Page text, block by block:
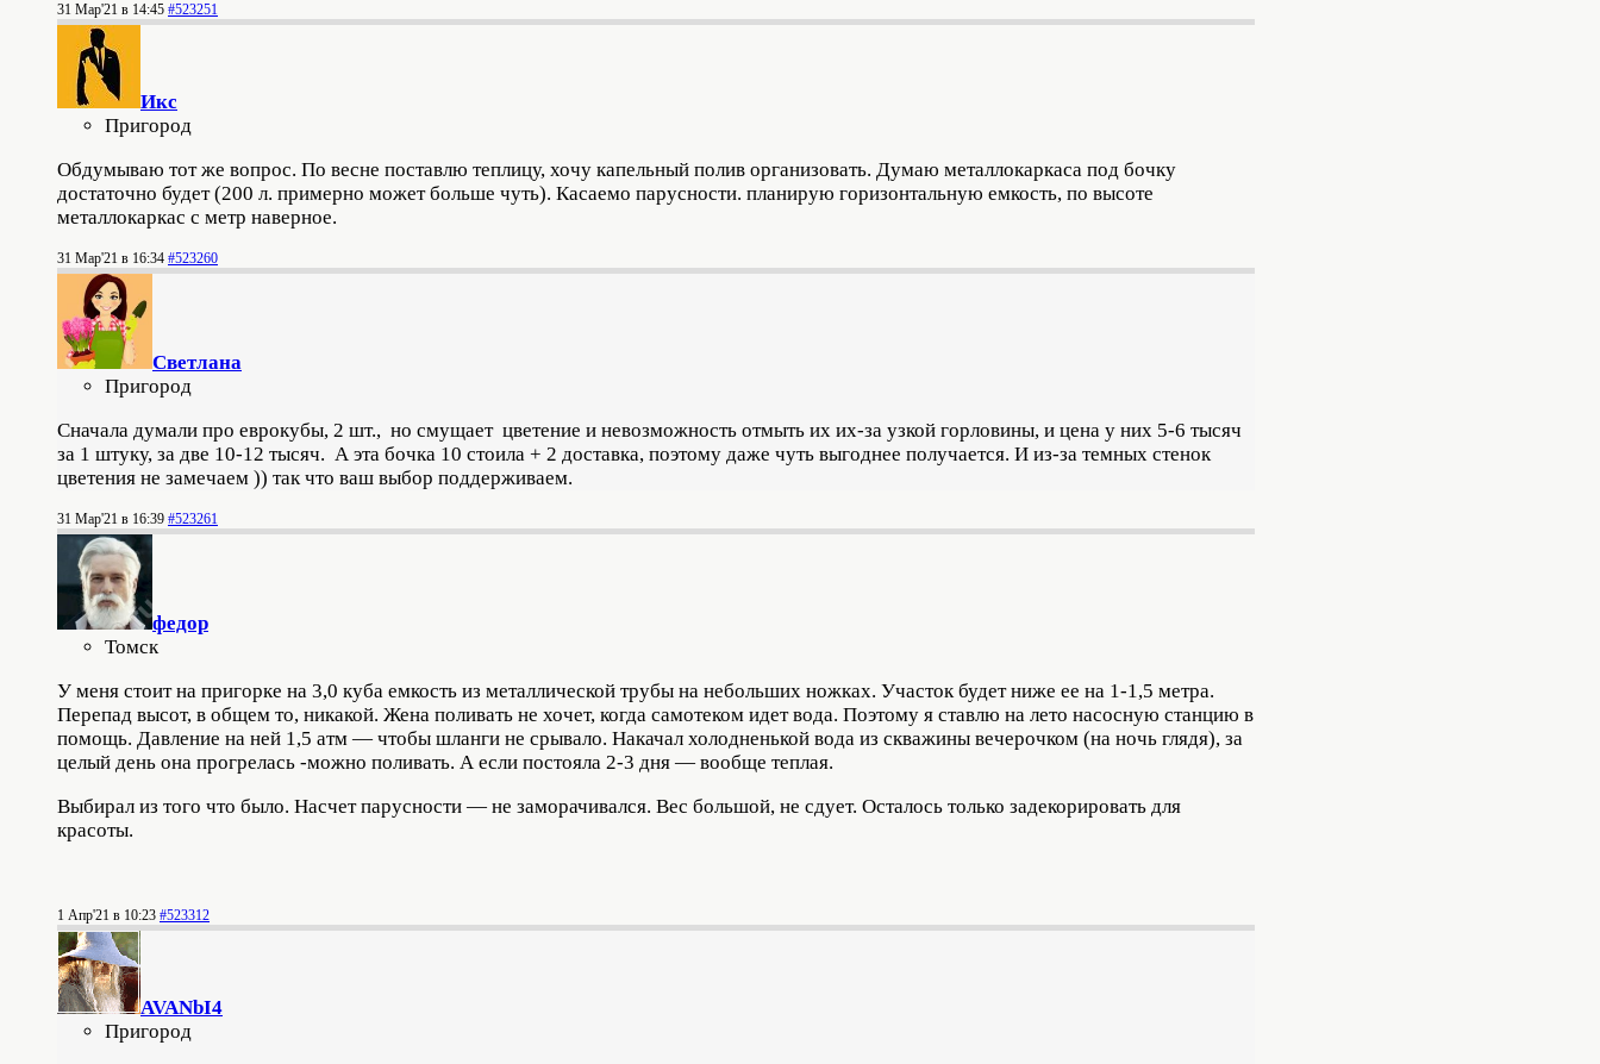
31 Мар'21 в 14:45 #523251
Икс
Пригород
Обдумываю тот же вопрос. По весне поставлю теплицу, хочу капельный полив организовать. Думаю металлокаркаса под бочку
достаточно будет (200 л. примерно может больше чуть). Касаемо парусности. планирую горизонтальную емкость, по высоте
металлокаркас с метр наверное.
31 Мар'21 в 16:34 #523260
Светлана
Пригород
Сначала думали про еврокубы, 2 шт., но смущает цветение и невозможность отмыть их их-за узкой горловины, и цена у них 5-6 тысяч
за 1 штуку, за две 10-12 тысяч. А эта бочка 10 стоила + 2 доставка, поэтому даже чуть выгоднее получается. И из-за темных стенок
цветения не замечаем )) так что ваш выбор поддерживаем.
31 Мар'21 в 16:39 #523261
федор
Томск
У меня стоит на пригорке на 3,0 куба емкость из металлической трубы на небольших ножках. Участок будет ниже ее на 1-1,5 метра.
Перепад высот, в общем то, никакой. Жена поливать не хочет, когда самотеком идет вода. Поэтому я ставлю на лето насосную станцию в
помощь. Давление на ней 1,5 атм — чтобы шланги не срывало. Накачал холодненькой вода из скважины вечерочком (на ночь глядя), за
целый день она прогрелась -можно поливать. А если постояла 2-3 дня — вообще теплая.
Выбирал из того что было. Насчет парусности — не заморачивался. Вес большой, не сдует. Осталось только задекорировать для
красоты.
1 Апр'21 в 10:23 #523312
AVANbI4
Пригород